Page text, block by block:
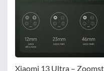
Xiaomi 13 Ultra –